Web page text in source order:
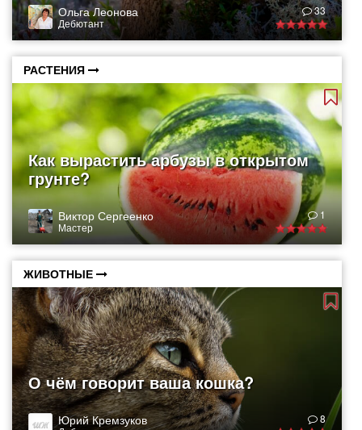
Ольга Леонова
Дебютант
33
РАСТЕНИЯ
Как вырастить арбузы в открытом
грунте?
Виктор Сергеенко
Мастер
1
ЖИВОТНЫЕ
О чём говорит ваша кошка?
Юрий Кремзуков 8